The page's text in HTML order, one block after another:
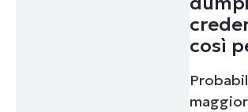
così